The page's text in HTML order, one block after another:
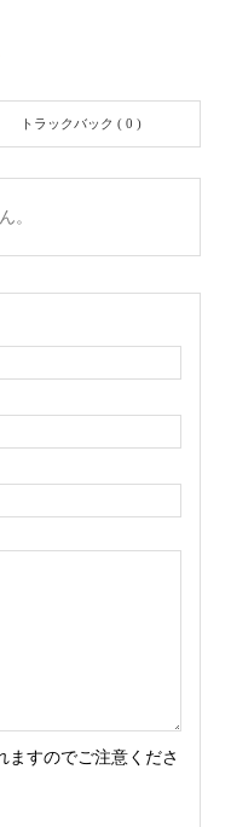
トラックバック ( 0 )
。
ますのでご注意くださ